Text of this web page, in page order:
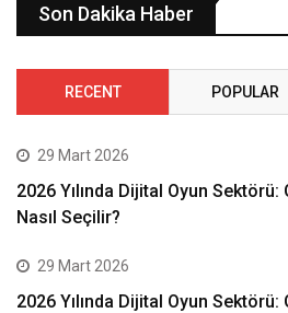
Son Dakika Haber
RECENT POPULAR
29 Mart 2026
2026 Yılında Dijital Oyun
Nasıl Seçilir?
29 Mart 2026
2026 Yılında Dijital Oyun